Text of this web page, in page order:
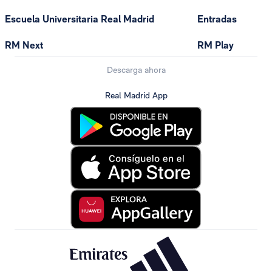
Escuela Universitaria Real Madrid
RM Next
Entradas
RM Play
Descarga ahora
Real Madrid App